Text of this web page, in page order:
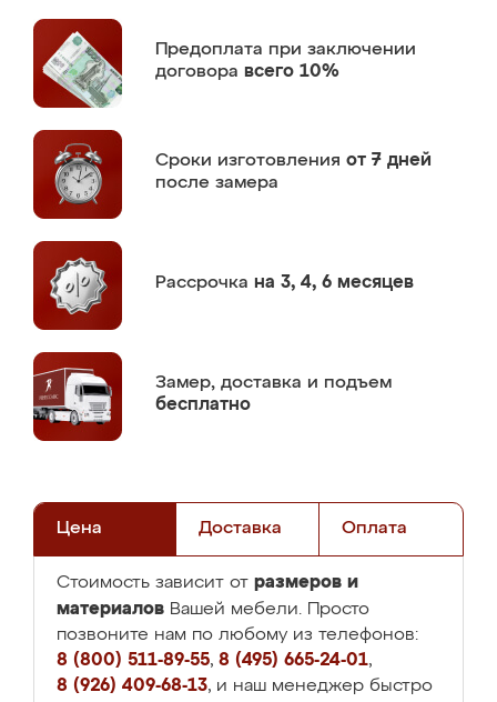
Предоплата при заключении
договора всего 10%
Сроки изготовления от 7 дней
после замера
Рассрочка на 3, 4, 6 месяцев
Замер, доставка и подъем
бесплатно
Цена Доставка Оплата
Стоимость зависит от размеров и
материалов Вашей мебели. Просто
позвоните нам по любому из телефонов:
8 (800) 511-89-55, 8 (495) 665-24-01,
8 (926) 409-68-13, и наш менеджер быстро